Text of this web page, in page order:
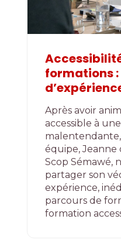
formations
Après avoir
accessible à
équipe, Jeanne
Scop Sémawé,
partager son
expérience,
parcours de
formation